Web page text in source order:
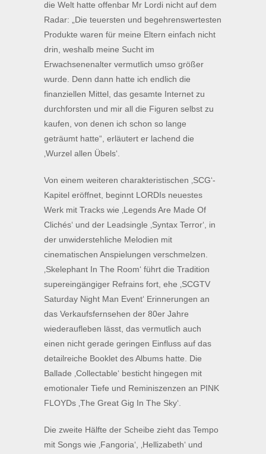
die Welt hatte offenbar Mr Lordi nicht auf dem
Radar: „Die teuersten und begehrenswertesten
Produkte waren für meine Eltern einfach nicht
drin, weshalb meine Sucht im
Erwachsenenalter vermutlich umso größer
wurde. Denn dann hatte ich endlich die
finanziellen Mittel, das gesamte Internet zu
durchforsten und mir all die Figuren selbst zu
kaufen, von denen ich schon so lange
geträumt hatte“, erläutert er lachend die
‚Wurzel allen Übels‘.
Von einem weiteren charakteristischen ‚SCG‘-
Kapitel eröffnet, beginnt LORDIs neuestes
Werk mit Tracks wie ‚Legends Are Made Of
Clichés‘ und der Leadsingle ‚Syntax Terror‘, in
der unwiderstehliche Melodien mit
cinematischen Anspielungen verschmelzen.
‚Skelephant In The Room‘ führt die Tradition
supereingängiger Refrains fort, ehe ‚SCGTV
Saturday Night Man Event‘ Erinnerungen an
das Verkaufsfernsehen der 80er Jahre
wiederaufleben lässt, das vermutlich auch
einen nicht gerade geringen Einfluss auf das
detailreiche Booklet des Albums hatte. Die
Ballade ‚Collectable‘ besticht hingegen mit
emotionaler Tiefe und Reminiszenzen an PINK
FLOYDs ‚The Great Gig In The Sky‘.
Die zweite Hälfte der Scheibe zieht das Tempo
mit Songs wie ‚Fangoria‘, ‚Hellizabeth‘ und